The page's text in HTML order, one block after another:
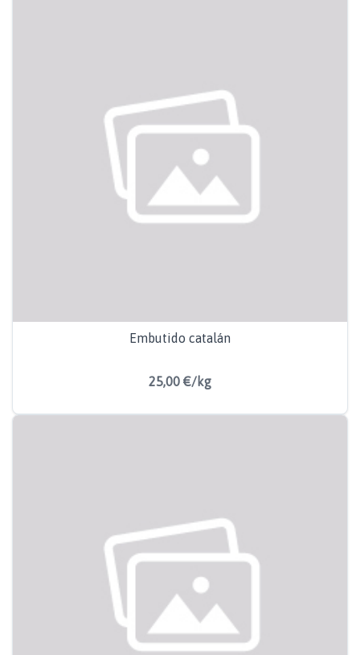
Embutido catalán
25,00 €/kg